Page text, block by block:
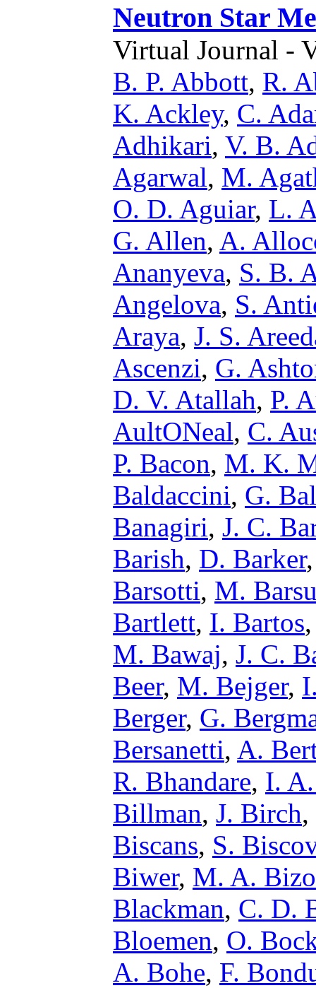
Neutron Star
Virtual Journal -
B. P. Abbott, R.
K. Ackley, C.
Adhikari, V. B.
Agarwal, M.
O. D. Aguiar, L.
G. Allen, A.
Ananyeva, S. B.
Angelova, S.
Araya, J. S.
Ascenzi, G.
D. V. Atallah, P.
AultONeal, C.
P. Bacon, M. K.
Baldaccini, G.
Banagiri, J. C.
Barish, D. Barker
Barsotti, M.
Bartlett, I. Bartos
M. Bawaj, J. C.
Beer, M. Bejger,
Berger, G.
Bersanetti, A.
R. Bhandare, I.
Billman, J. Birch,
Biscans, S.
Biwer, M. A.
Blackman, C. D.
Bloemen, O.
A. Bohe, F.